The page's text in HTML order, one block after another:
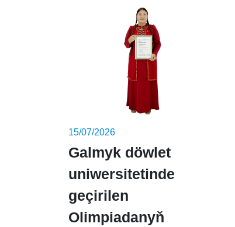
15/07/2026
Galmyk döwlet
uniwersitetinde
geçirilen
Olimpiadanyň